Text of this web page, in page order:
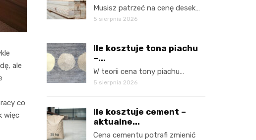
ale
co
więc
Musisz patrzeć na cenę desek…
5 sierpnia 2026
Ile kosztuje tona piachu
–...
W teorii cena tony piachu…
5 sierpnia 2026
Ile kosztuje cement –
aktualne...
Cena cementu potrafi zmienić